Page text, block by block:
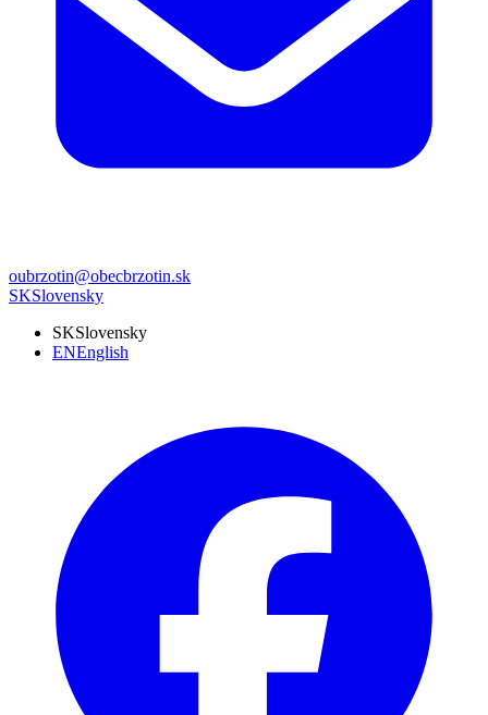
oubrzotin@obecbrzotin.sk
SKSlovensky
SKSlovensky
ENEnglish